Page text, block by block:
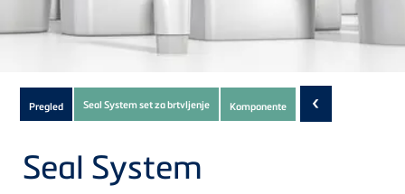
Subnavigation
of
current
Product
Pregled Seal System set za brtvljenje Komponente ‹
Seal System